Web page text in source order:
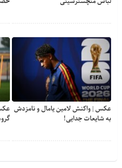
عکس | واکنش لامین یامال و نامزدش
به شایعات جدایی!